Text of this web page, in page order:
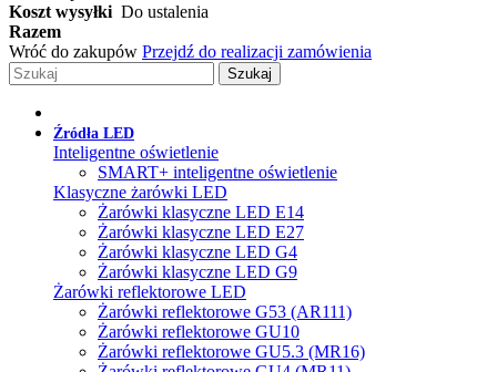
Koszt wysyłki Do ustalenia
Razem
Wróć do zakupów Przejdź do realizacji zamówienia
Szukaj
Źródła LED
Inteligentne oświetlenie
SMART+ inteligentne oświetlenie
Klasyczne żarówki LED
Żarówki klasyczne LED E14
Żarówki klasyczne LED E27
Żarówki klasyczne LED G4
Żarówki klasyczne LED G9
Żarówki reflektorowe LED
Żarówki reflektorowe G53 (AR111)
Żarówki reflektorowe GU10
Żarówki reflektorowe GU5.3 (MR16)